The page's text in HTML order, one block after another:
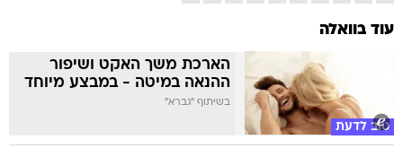
עוד בוואלה
טוב לדעת
הארכת משך האקט ושיפור
ההנאה במיטה - במבצע מיוחד
בשיתוף "גברא"